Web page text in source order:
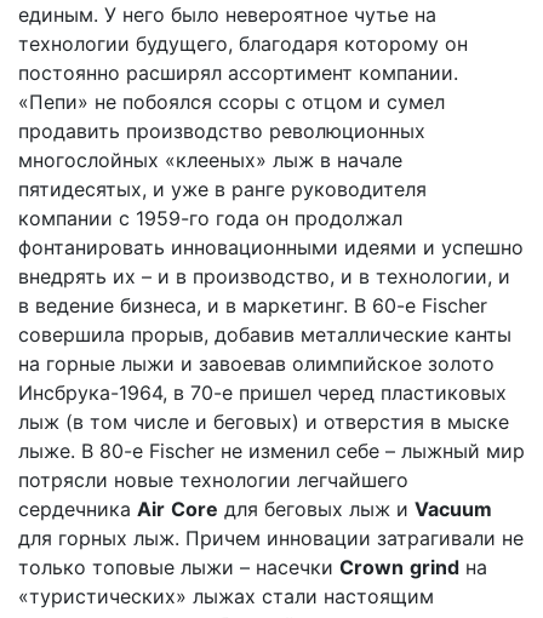
единым. У него было невероятное чутье на
технологии будущего, благодаря которому он
постоянно расширял ассортимент компании.
«Пепи» не побоялся ссоры с отцом и сумел
продавить производство революционных
многослойных «клееных» лыж в начале
пятидесятых, и уже в ранге руководителя
компании с 1959-го года он продолжал
фонтанировать инновационными идеями и успешно
внедрять их – и в производство, и в технологии, и
в ведение бизнеса, и в маркетинг. В 60-е Fischer
совершила прорыв, добавив металлические канты
на горные лыжи и завоевав олимпийское золото
Инсбрука-1964, в 70-е пришел черед пластиковых
лыж (в том числе и беговых) и отверстия в мыске
лыже. В 80-е Fischer не изменил себе – лыжный мир
потрясли новые технологии легчайшего
сердечника Air Core для беговых лыж и Vacuum
для горных лыж. Причем инновации затрагивали не
только топовые лыжи – насечки Сrown grind на
«туристических» лыжах стали настоящим